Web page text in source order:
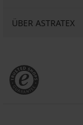
ÜBER ASTRATEX